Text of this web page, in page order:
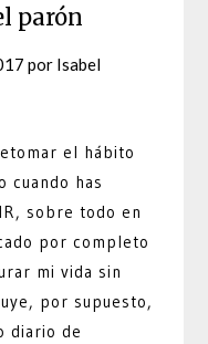
parón
por Isabel
el hábito
cuando has
sobre todo en
por completo
mi vida sin
por supuesto,
diario de